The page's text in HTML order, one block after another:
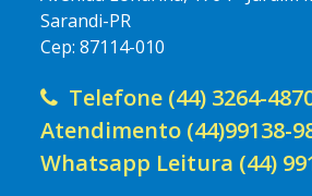
Sarandi-PR
Cep: 87114-010
Telefone (44) 3264-
Atendimento (44)99138-
Whatsapp Leitura (44)